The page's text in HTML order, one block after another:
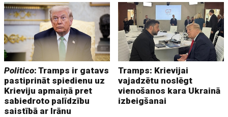
Politico: Tramps ir gatavs
pastiprināt spiedienu uz
Krieviju apmaiņā pret
sabiedroto palīdzību
saistībā ar Irānu
Tramps: Krievijai
vajadzētu noslēgt
vienošanos kara Ukrainā
izbeigšanai